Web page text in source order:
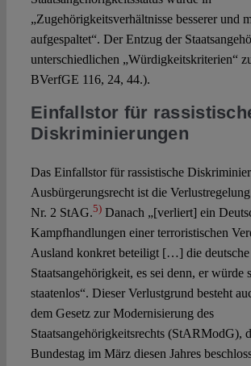
„Zugehörigkeitsverhältnisse besserer und
aufgespaltet“. Der Entzug der
unterschiedlichen „Würdigkeitskriterien“
BVerfGE 116, 24, 44.).
Einfallstor für
Diskriminierungen
Das Einfallstor für rassistische
Ausbürgerungsrecht ist die
Nr. 2 StAG.5)Danach „[verliert] ein
Kampfhandlungen einer terroristischen
Ausland konkret beteiligt […] die deutsche
Staatsangehörigkeit, es sei denn, er würde
staatenlos“. Dieser Verlustgrund besteht
dem Gesetz zur Modernisierung des
Staatsangehörigkeitsrechts (StARModG),
Bundestag im März diesen Jahres